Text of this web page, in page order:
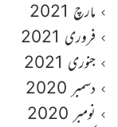
مارچ 2021
فروری 2021
جنوری 2021
دسمبر 2020
نومبر 2020